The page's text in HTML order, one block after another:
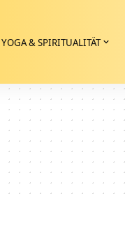
YOGA & SPIRITUALITÄT